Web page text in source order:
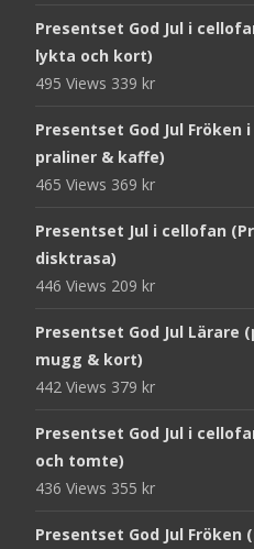
Presentset God Jul i
lykta och kort)
495 Views 339 kr
Presentset God Jul Fröken
praliner & kaffe)
465 Views 369 kr
Presentset Jul i cellofan
disktrasa)
446 Views 209 kr
Presentset God Jul Lärare
mugg & kort)
442 Views 379 kr
Presentset God Jul i
och tomte)
436 Views 355 kr
Presentset God Jul Fröken